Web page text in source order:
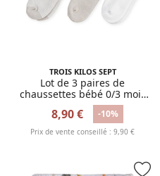
TROIS KILOS SEPT
Lot de 3 paires de
chaussettes bébé 0/3 mois
rayures beige-blanc
8,90 € -10%
Prix de vente conseillé : 9,90 €